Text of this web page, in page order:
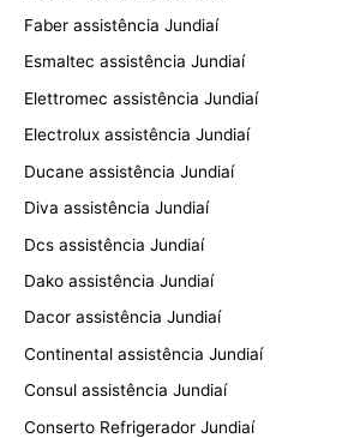
Faber assistência Jundiaí
Esmaltec assistência Jundiaí
Elettromec assistência Jundiaí
Electrolux assistência Jundiaí
Ducane assistência Jundiaí
Diva assistência Jundiaí
Dcs assistência Jundiaí
Dako assistência Jundiaí
Dacor assistência Jundiaí
Continental assistência Jundiaí
Consul assistência Jundiaí
Conserto Refrigerador Jundiaí